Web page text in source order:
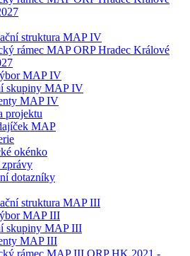
struktura MAP IV
rámec MAP ORP Hradec Králové
MAP IV
skupiny MAP IV
MAP IV
projektu
MAP
okénko
dotazníky
struktura MAP III
MAP III
skupiny MAP III
MAP III
rámec MAP III ORP HK 2021 -